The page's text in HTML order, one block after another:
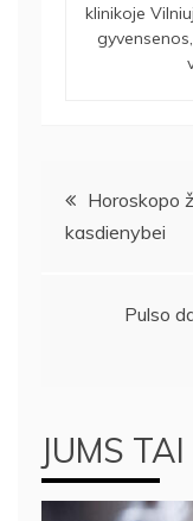
klinikoje
tarp
Horoskopo
kasdienybei
Pulso
JUMS